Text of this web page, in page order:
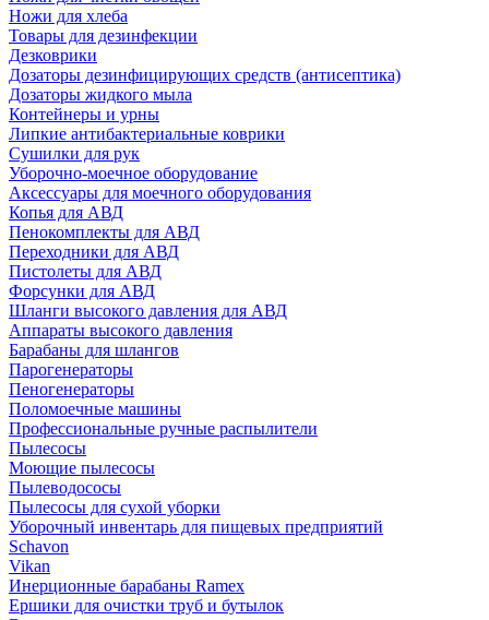
Ножи для хлеба
Товары для дезинфекции
Дезковрики
Дозаторы дезинфицирующих средств (антисептика)
Дозаторы жидкого мыла
Контейнеры и урны
Липкие антибактериальные коврики
Сушилки для рук
Уборочно-моечное оборудование
Аксессуары для моечного оборудования
Копья для АВД
Пенокомплекты для АВД
Переходники для АВД
Пистолеты для АВД
Форсунки для АВД
Шланги высокого давления для АВД
Аппараты высокого давления
Барабаны для шлангов
Парогенераторы
Пеногенераторы
Поломоечные машины
Профессиональные ручные распылители
Пылесосы
Моющие пылесосы
Пылеводососы
Пылесосы для сухой уборки
Уборочный инвентарь для пищевых предприятий
Schavon
Vikan
Инерционные барабаны Ramex
Ершики для очистки труб и бутылок